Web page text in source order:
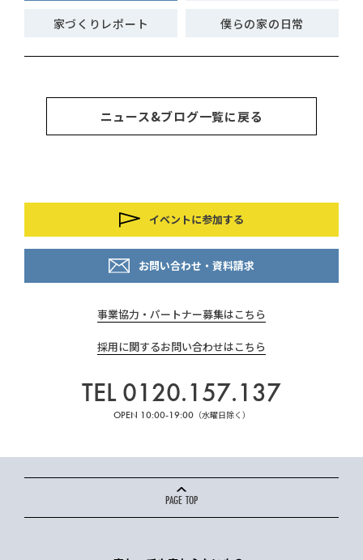
家づくりレポート 僕らの家の日常
ニュース&ブログ一覧に戻る
イベントに参加する
お問い合わせ・資料請求
事業協力・パートナー募集はこちら
採用に関するお問い合わせはこちら
TEL 0120.157.137
OPEN 10:00-19:00（水曜日除く）
PAGE TOP